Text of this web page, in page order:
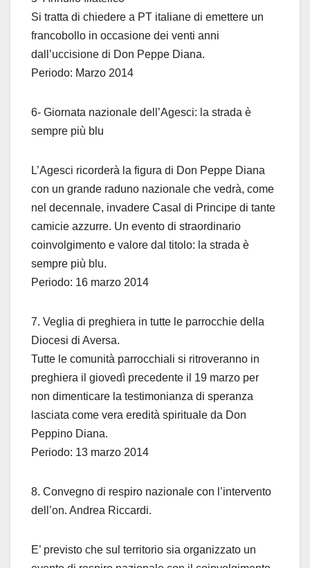
Si tratta di chiedere a PT italiane di emettere un
francobollo in occasione dei venti anni
dall’uccisione di Don Peppe Diana.
Periodo: Marzo 2014
6- Giornata nazionale dell’Agesci: la strada è
sempre più blu
L’Agesci ricorderà la figura di Don Peppe Diana
con un grande raduno nazionale che vedrà, come
nel decennale, invadere Casal di Principe di tante
camicie azzurre. Un evento di straordinario
coinvolgimento e valore dal titolo: la strada è
sempre più blu.
Periodo: 16 marzo 2014
7. Veglia di preghiera in tutte le parrocchie della
Diocesi di Aversa.
Tutte le comunità parrocchiali si ritroveranno in
preghiera il giovedì precedente il 19 marzo per
non dimenticare la testimonianza di speranza
lasciata come vera eredità spirituale da Don
Peppino Diana.
Periodo: 13 marzo 2014
8. Convegno di respiro nazionale con l’intervento
dell’on. Andrea Riccardi.
E’ previsto che sul territorio sia organizzato un